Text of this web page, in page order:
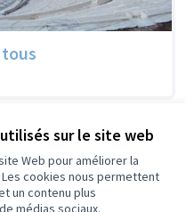
sur le site web
Web pour améliorer la
cookies nous permettent
un contenu plus
médias sociaux.